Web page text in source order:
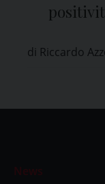
di Riccardo
News